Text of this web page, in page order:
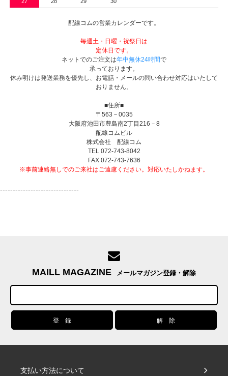
配線コムの営業カレンダーです。
毎週土・日曜・祝祭日は
定休日です。
ネットでのご注文は年中無休24時間で
承っております。
休み明けは発送業務を優先し、お電話・メールの問い合わせ対応はいたして
おりません。
■住所■
〒563－0035
大阪府池田市豊島南2丁目216－8
配線コムビル
株式会社 配線コム
TEL 072-743-8042
FAX 072-743-7636
※事前連絡無しでのご来社はご遠慮ください。対応いたしかねます。
-------------------------------
MAILL MAGAZINE メールマガジン登録・解除
支払い方法について